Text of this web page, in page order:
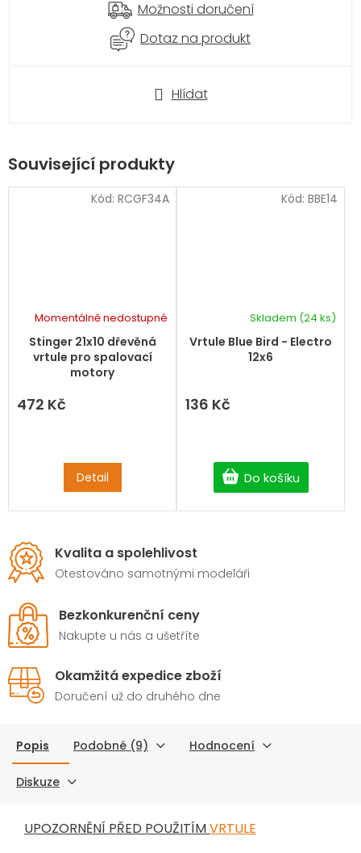
Hlídat
Možnosti doručení
Dotaz na produkt
Související produkty
Stinger 21x10 dřevěná
vrtule pro spalovací
motory
Momentálně nedostupné
472 Kč
Detail
Kód: RCGF34A
Vrtule Blue Bird - Electro
12x6
hodnocení
z
Skladem (24 ks)
136 Kč
Do košíku
Kód: BBE14
Kvalita a spolehlivost
Otestováno samotnými modeláři
Bezkonkurenční ceny
Nakupte u nás a ušetříte
Okamžitá expedice zboží
Doručení už do druhého dne
Popis Podobné (9) Hodnocení
Diskuze
UPOZORNĚNÍ PŘED POUŽITÍMVRTULE